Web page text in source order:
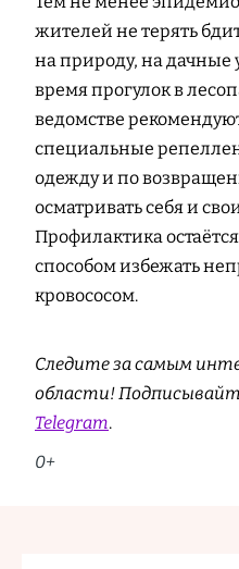
жителей не терять
на природу, на дачные
время прогулок в
ведомстве
специальные
одежду и по
осматривать себя и
Профилактика
способом избежать
кровососом.
Следите за самым
области!
Telegram.
0+